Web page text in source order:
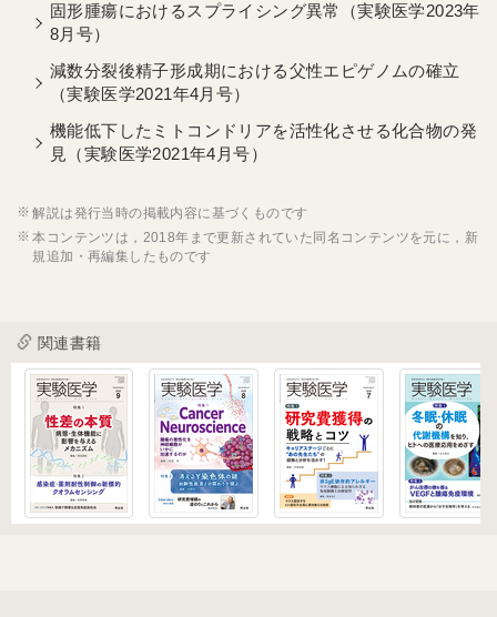
固形腫瘍におけるスプライシング異常（実験医学2023年
8月号）
減数分裂後精子形成期における父性エピゲノムの確立
（実験医学2021年4月号）
機能低下したミトコンドリアを活性化させる化合物の発
見（実験医学2021年4月号）
解説は発行当時の掲載内容に基づくものです
本コンテンツは，2018年まで更新されていた同名コンテンツを元に，新
規追加・再編集したものです
関連書籍